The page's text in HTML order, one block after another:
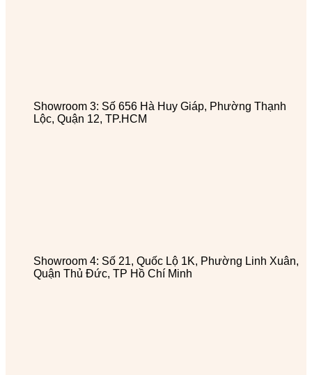
Showroom 3: Số 656 Hà Huy Giáp, Phường Thạnh
Lộc, Quận 12, TP.HCM
Showroom 4: Số 21, Quốc Lộ 1K, Phường Linh Xuân,
Quận Thủ Đức, TP Hồ Chí Minh